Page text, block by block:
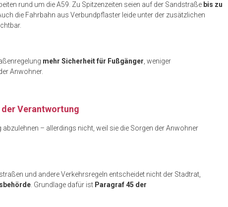
rund um die A59. Zu Spitzenzeiten seien auf der Sandstraße bis zu
die Fahrbahn aus Verbundpflaster leide unter der zusätzlichen
mehr Sicherheit für Fußgänger , weniger
Anwohner.
Verantwortung
– allerdings nicht, weil sie die Sorgen der Anwohner
und andere Verkehrsregeln entscheidet nicht der Stadtrat,
. Grundlage dafür ist Paragraf 45 der